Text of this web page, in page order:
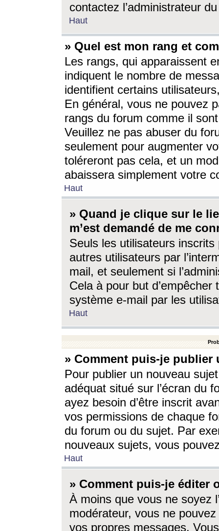
contactez l’administrateur
Haut
» Quel est mon rang et
Les rangs, qui apparaissent
indiquent le nombre de
identifient certains
En général, vous ne pouvez
rangs du forum comme il
Veuillez ne pas abuser du
seulement pour augmenter
toléreront pas cela, et un
abaissera simplement votre
Haut
» Quand je clique sur le
m’est demandé de me
Seuls les utilisateurs
autres utilisateurs par
mail, et seulement si
Cela à pour but
système e-mail par les
Haut
» Comment puis-je
Pour publier un nouveau
adéquat situé sur l’écran du
ayez besoin d’être inscrit
vos permissions de chaque
du forum ou du sujet. Par
nouveaux sujets, vous
Haut
» Comment puis-je éditer
À moins que vous ne soyez
modérateur, vous ne
vos propres messages.